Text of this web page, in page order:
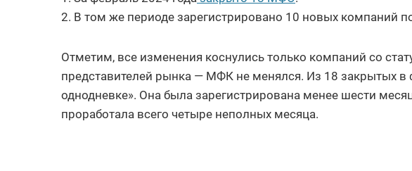
В том же периоде зарегистрировано 10 новых компаний
Отметим, все изменения коснулись только компаний со
представителей рынка — МФК не менялся. Из 18 закрытых
однодневке». Она была зарегистрирована менее шести
проработала всего четыре неполных месяца.